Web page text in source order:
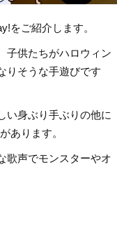
をご紹介します。
子供たちがハロウィン
りそうな手遊びです
い身ぶり手ぶりの他に
あります。
歌声でモンスターやオ